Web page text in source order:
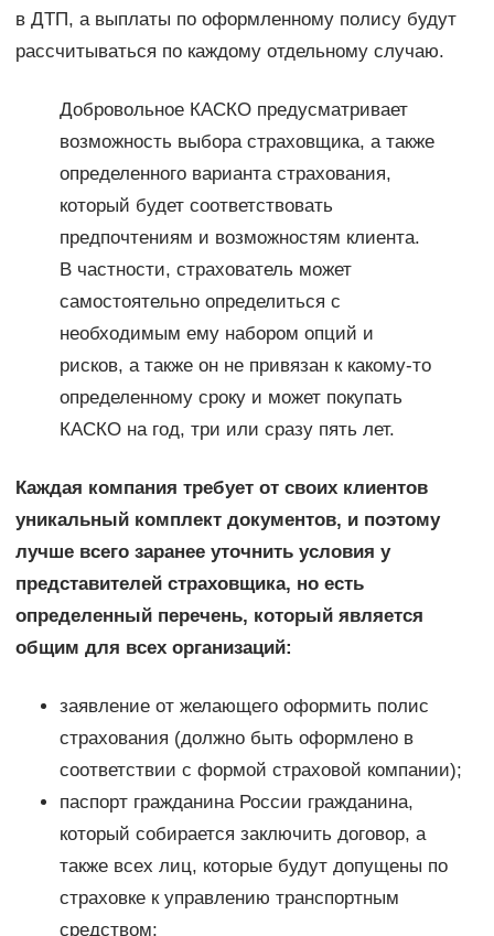
в ДТП, а выплаты по оформленному полису будут
рассчитываться по каждому отдельному случаю.
Добровольное КАСКО предусматривает
возможность выбора страховщика, а также
определенного варианта страхования,
который будет соответствовать
предпочтениям и возможностям клиента.
В частности, страхователь может
самостоятельно определиться с
необходимым ему набором опций и
рисков, а также он не привязан к какому-то
определенному сроку и может покупать
КАСКО на год, три или сразу пять лет.
Каждая компания требует от своих клиентов
уникальный комплект документов, и поэтому
лучше всего заранее уточнить условия у
представителей страховщика, но есть
определенный перечень, который является
общим для всех организаций:
заявление от желающего оформить полис
страхования (должно быть оформлено в
соответствии с формой страховой компании);
паспорт гражданина России гражданина,
который собирается заключить договор, а
также всех лиц, которые будут допущены по
страховке к управлению транспортным
средством;